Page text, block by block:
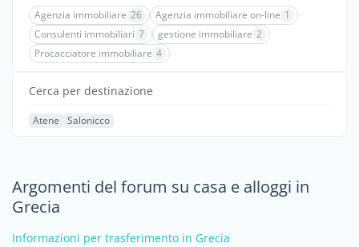
Agenzia immobiliare 26 Agenzia immobiliare on-line 1
Consulenti immobiliari 7 gestione immobiliare 2
Procacciatore immobiliare 4
Cerca per destinazione
Atene Salonicco
Argomenti del forum su casa e alloggi in
Grecia
Informazioni per trasferimento in Grecia